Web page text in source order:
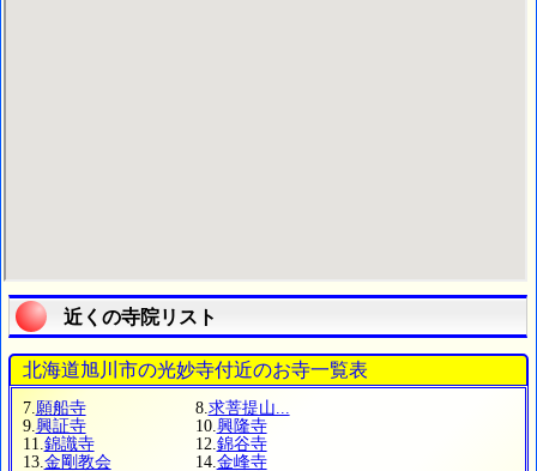
近くの寺院リスト
北海道旭川市の光妙寺付近のお寺一覧表
7. 願船寺 8. 求菩提山...
9. 興証寺 10. 興隆寺
11. 錦識寺 12. 錦谷寺
13. 金剛教会 14. 金峰寺